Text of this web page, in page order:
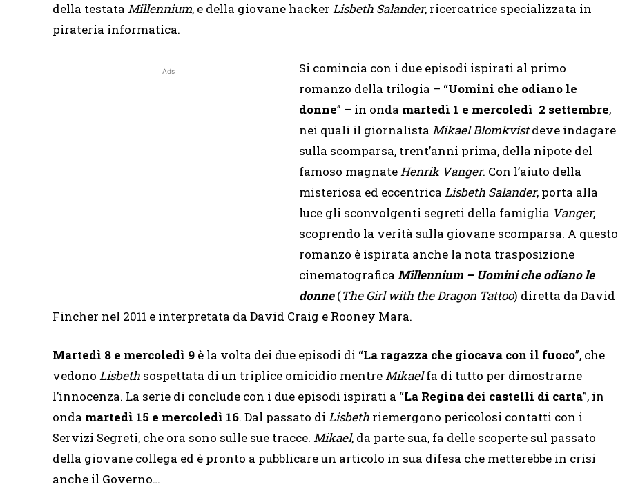
della testata Millennium, e della giovane hacker Lisbeth Salander, ricercatrice specializzata in
pirateria informatica.
Ads
Si comincia con i due episodi ispirati al primo
romanzo della trilogia – “Uomini che odiano le
donne” – in onda martedì 1 e mercoledì 2 settembre,
nei quali il giornalista Mikael Blomkvistdeve indagare
sulla scomparsa, trent’anni prima, della nipote del
famoso magnateHenrik Vanger. Con l’aiuto della
misteriosa ed eccentrica Lisbeth Salander, porta alla
luce gli sconvolgenti segreti della famiglia Vanger,
scoprendo la verità sulla giovane scomparsa. A questo
romanzo è ispirata anche la nota trasposizione
cinematografica Millennium – Uomini che odiano le
donne(The Girl with the Dragon Tattoo) diretta da David
Fincher nel 2011 e interpretata da David Craig e Rooney Mara.
Martedì 8 e mercoledì 9 è la volta dei due episodi di “La ragazza che giocava con il fuoco”, che
vedono Lisbeth sospettata di un triplice omicidio mentreMikaelfa di tutto per dimostrarne
l’innocenza. La serie di conclude con i due episodi ispirati a “La Regina dei castelli di carta”, in
onda martedì 15 e mercoledì 16. Dal passato di Lisbeth riemergono pericolosi contatti con i
Servizi Segreti, che ora sono sulle sue tracce. Mikael, da parte sua, fa delle scoperte sul passato
della giovane collega ed è pronto a pubblicare un articolo in sua difesa che metterebbe in crisi
anche il Governo…